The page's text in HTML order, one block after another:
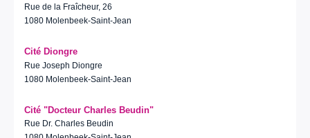
Rue de la Fraîcheur, 26
1080 Molenbeek-Saint-Jean
Cité Diongre
Rue Joseph Diongre
1080 Molenbeek-Saint-Jean
Cité "Docteur Charles Beudin"
Rue Dr. Charles Beudin